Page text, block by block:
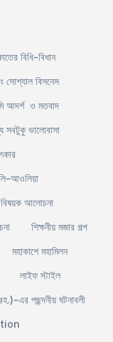
বিধি-বিধান
সোশ্যাল বিসনেস
আদর্শ ও মতবাদ
সবটুকু ভালোবাসা
আওলিয়া
আলোচনা
শিক্ষনীয় মজার গল্প
মহাকাশে মহামিলন
লাইফ স্টাইল
এর পছন্দনীয় ঘটনাবলী